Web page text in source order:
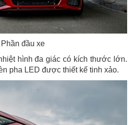
Phần đầu xe
hình đa giác có kích thước lớn.
pha LED được thiết kế tinh xảo.